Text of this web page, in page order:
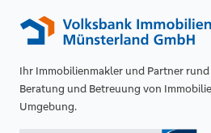
Ihr Immobilienmakler und Partner
Beratung und Betreuung von
Umgebung.